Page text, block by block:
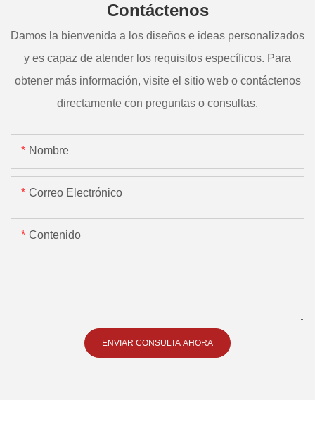
Contáctenos
Damos la bienvenida a los diseños e ideas personalizados
y es capaz de atender los requisitos específicos. Para
obtener más información, visite el sitio web o contáctenos
directamente con preguntas o consultas.
Nombre
Correo Electrónico
Contenido
ENVIAR CONSULTA AHORA